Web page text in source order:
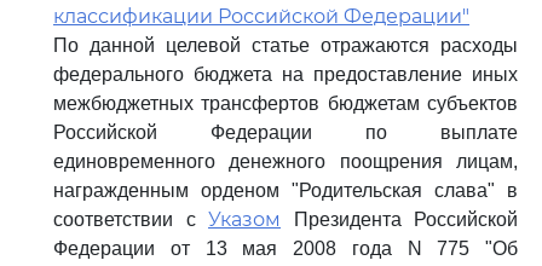
классификации Российской Федерации"
По данной целевой статье отражаются расходы
федерального бюджета на предоставление иных
межбюджетных трансфертов бюджетам субъектов
Российской Федерации по выплате
единовременного денежного поощрения лицам,
награжденным орденом "Родительская слава" в
соответствии с Указом
Президента Российской
Федерации от 13 мая 2008 года N 775 "Об